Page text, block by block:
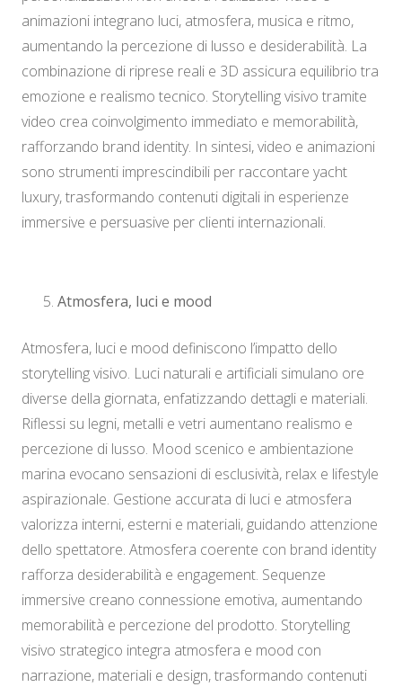
animazioni integrano luci, atmosfera, musica e ritmo,
aumentando la percezione di lusso e desiderabilità. La
combinazione di riprese reali e 3D assicura equilibrio tra
emozione e realismo tecnico. Storytelling visivo tramite
video crea coinvolgimento immediato e memorabilità,
rafforzando brand identity. In sintesi, video e animazioni
sono strumenti imprescindibili per raccontare yacht
luxury, trasformando contenuti digitali in esperienze
immersive e persuasive per clienti internazionali.
Atmosfera, luci e mood
Atmosfera, luci e mood definiscono l’impatto dello
storytelling visivo. Luci naturali e artificiali simulano ore
diverse della giornata, enfatizzando dettagli e materiali.
Riflessi su legni, metalli e vetri aumentano realismo e
percezione di lusso. Mood scenico e ambientazione
marina evocano sensazioni di esclusività, relax e lifestyle
aspirazionale. Gestione accurata di luci e atmosfera
valorizza interni, esterni e materiali, guidando attenzione
dello spettatore. Atmosfera coerente con brand identity
rafforza desiderabilità e engagement. Sequenze
immersive creano connessione emotiva, aumentando
memorabilità e percezione del prodotto. Storytelling
visivo strategico integra atmosfera e mood con
narrazione, materiali e design, trasformando contenuti